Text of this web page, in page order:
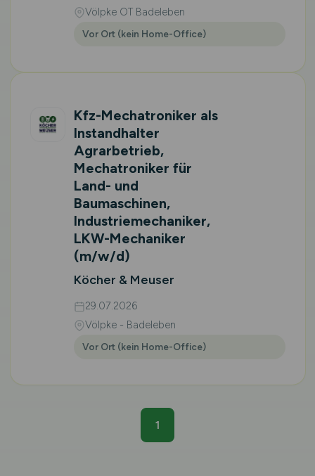
Völpke OT Badeleben
Vor Ort (kein Home-Office)
Kfz-Mechatroniker als
Instandhalter
Agrarbetrieb,
Mechatroniker für
Land- und
Baumaschinen,
Industriemechaniker,
LKW-Mechaniker
(m/w/d)
Köcher & Meuser
29.07.2026
Völpke - Badeleben
Vor Ort (kein Home-Office)
1